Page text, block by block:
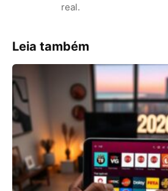
real.
Leia também